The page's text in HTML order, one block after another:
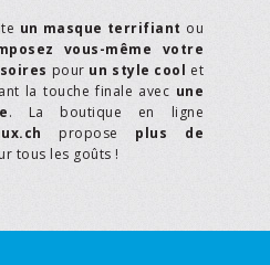
un masque terrifiant ou
vous-même votre
pour un style cool et
la touche finale avec une
. La boutique en ligne
propose plus de
tous les goûts !